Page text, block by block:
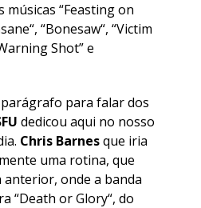
músicas “Feasting on
“, “Bonesaw“, “Victim
Shot” e
para falar dos
dedicou aqui no nosso
Chris Barnesque iria
uma rotina, que
anterior, onde a banda
“Death or Glory“, do